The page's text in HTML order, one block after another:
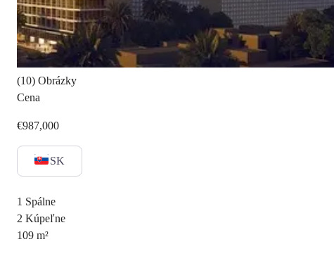
(10) Obrázky
Cena
€987,000
SK
1 Spálne
2 Kúpeľne
109 m²